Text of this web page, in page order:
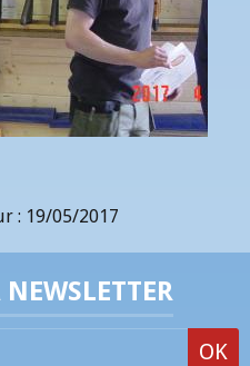
: 19/05/2017
OK